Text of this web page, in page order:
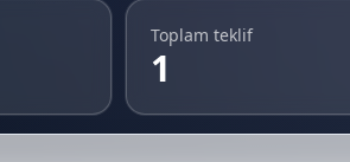
Toplam teklif
1